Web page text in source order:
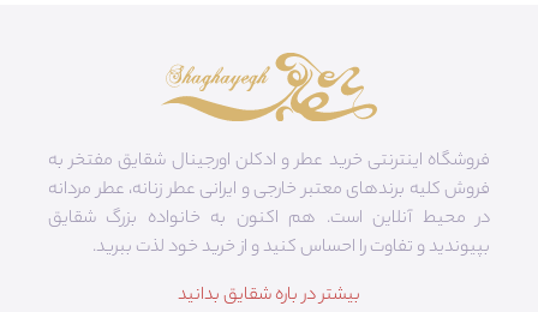
فروشگاه اینترنتی خرید عطر و ادکلن اورجینال شقایق مفتخر به
فروش کلیه برندهای معتبر خارجی و ایرانی عطر زنانه، عطر مردانه
در محیط آنلاین است. هم‌ اکنون به خانواده بزرگ شقایق
بپیوندید و تفاوت را احساس کنید و از خرید خود لذت ببرید.
بیشتر در باره شقایق بدانید